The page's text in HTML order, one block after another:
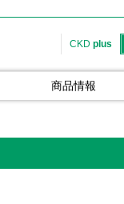
CKD plus
商品情報